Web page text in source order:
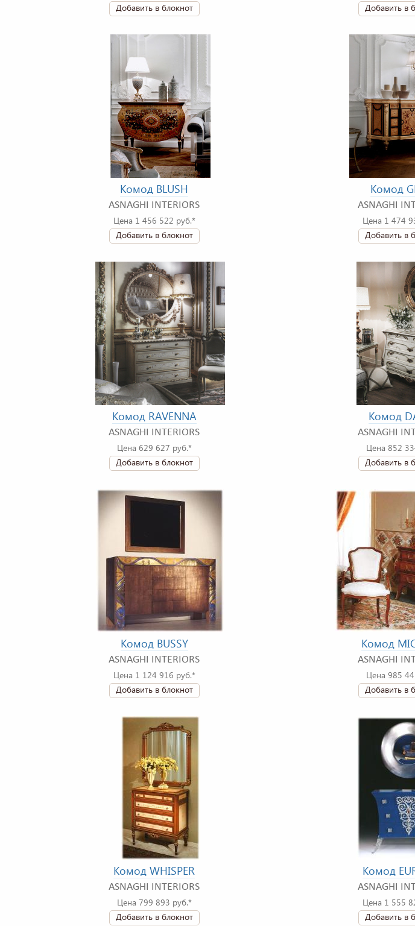
Добавить в блокнот
Добавить в
Комод BLUSH
ASNAGHI INTERIORS
Цена 1 456 522 руб.*
Добавить в блокнот
Комод
ASNAGHI
Цена 1 474
Добавить в
Комод RAVENNA
ASNAGHI INTERIORS
Цена 629 627 руб.*
Добавить в блокнот
Комод
ASNAGHI
Цена 852
Добавить в
Комод BUSSY
ASNAGHI INTERIORS
Цена 1 124 916 руб.*
Добавить в блокнот
Комод
ASNAGHI
Цена 985
Добавить в
Комод WHISPER
ASNAGHI INTERIORS
Цена 799 893 руб.*
Добавить в блокнот
Комод
ASNAGHI
Цена 1 555
Добавить в